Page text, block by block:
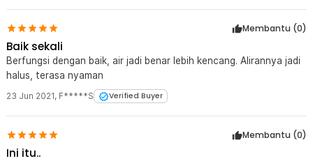
Membantu (0)
Baik sekali
Berfungsi dengan baik, air jadi benar lebih kencang. Alirannya jadi
halus, terasa nyaman
23 Jun 2021, F*****S Verified Buyer
Membantu (0)
Ini itu..